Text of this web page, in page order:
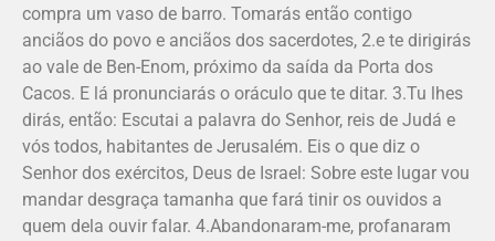
compra um vaso de barro. Tomarás então contigo
anciãos do povo e anciãos dos sacerdotes, 2.e te dirigirás
ao vale de Ben-Enom, próximo da saída da Porta dos
Cacos. E lá pronunciarás o oráculo que te ditar. 3.Tu lhes
dirás, então: Escutai a palavra do Senhor, reis de Judá e
vós todos, habitantes de Jerusalém. Eis o que diz o
Senhor dos exércitos, Deus de Israel: Sobre este lugar vou
mandar des­graça tamanha que fará tinir os ouvidos a
quem dela ouvir falar. 4.Abandonaram-me, profanaram